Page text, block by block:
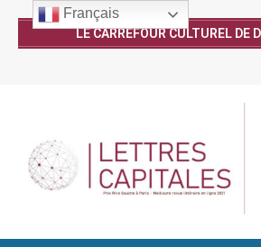
LE CARREFOUR CULTUREL DE
Français